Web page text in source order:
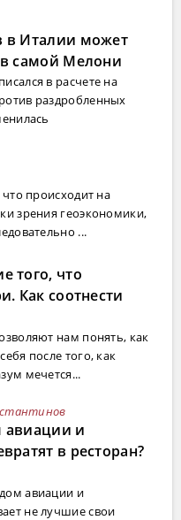
в Италии может
самой Мелони
в расчете на
раздробленных
происходит на
зрения геоэкономики,
...
того, что
Как соотнести
нам понять, как
после того, как
мечется...
авиации и
в ресторан?
авиации и
не лучшие свои